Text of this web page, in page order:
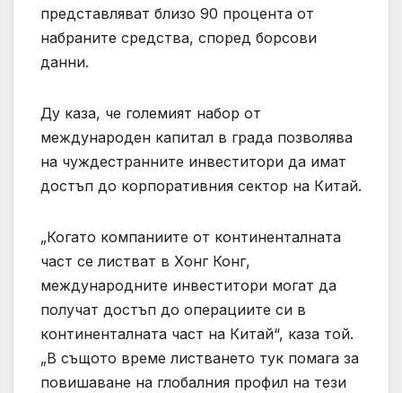
представляват близо 90 процента от
набраните средства, според борсови
данни.
Ду каза, че големият набор от
международен капитал в града позволява
на чуждестранните инвеститори да имат
достъп до корпоративния сектор на Китай.
„Когато компаниите от континенталната
част се листват в Хонг Конг,
международните инвеститори могат да
получат достъп до операциите си в
континенталната част на Китай“, каза той.
„В същото време листването тук помага за
повишаване на глобалния профил на тези